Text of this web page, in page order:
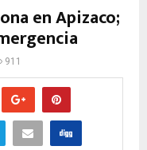
en Apizaco;
911